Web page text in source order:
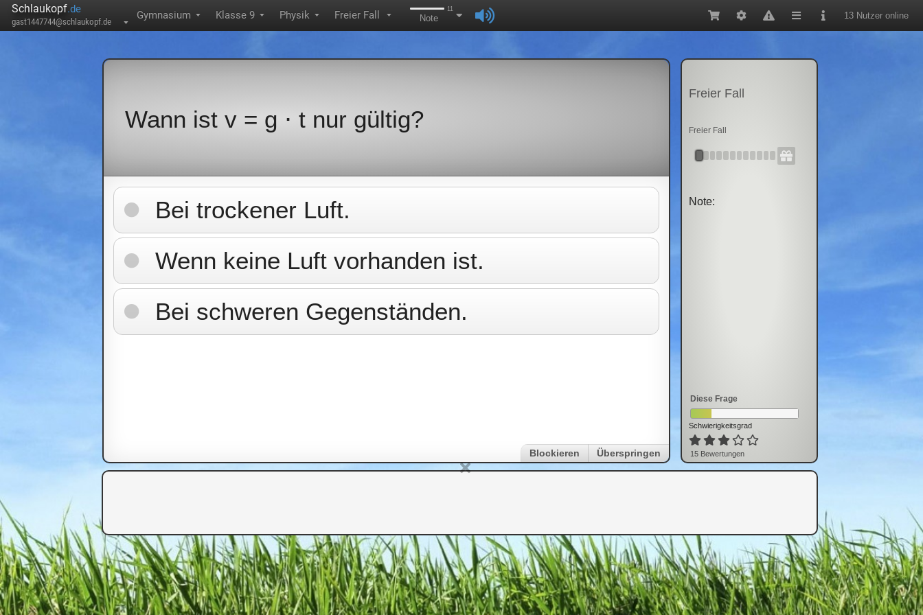
Schlaukopf.de
gast1447744@schlaukopf.de ▼
Gymnasium ▼ Klasse 9 ▼ Physik ▼ Freier Fall ▼
11
Note 13 Nutzer online
Wann ist v = g ⋅ t nur gültig?
Bei trockener Luft.
Wenn keine Luft vorhanden ist.
Bei schweren Gegenständen.
Blockieren Überspringen
Freier Fall
Freier Fall
Note:
Diese Frage
Schwierigkeitsgrad
15 Bewertungen